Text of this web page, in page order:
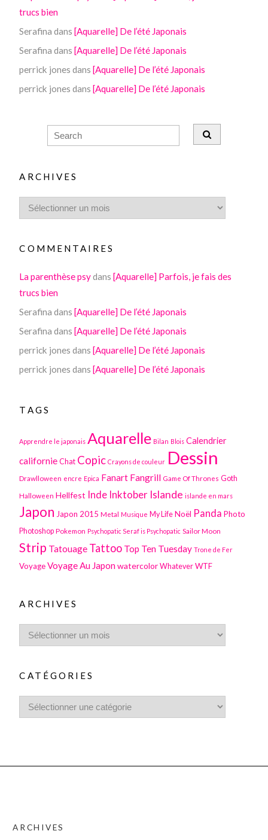
trucs bien
Serafina dans[Aquarelle] De l’été Japonais
Serafina dans[Aquarelle] De l’été Japonais
perrick jones dans[Aquarelle] De l’été Japonais
perrick jones dans[Aquarelle] De l’été Japonais
ARCHIVES
COMMENTAIRES
La parenthèse psydans[Aquarelle] Parfois, je fais des
trucs bien
Serafina dans[Aquarelle] De l’été Japonais
Serafina dans[Aquarelle] De l’été Japonais
perrick jones dans[Aquarelle] De l’été Japonais
perrick jones dans[Aquarelle] De l’été Japonais
TAGS
Apprendre le japonais Aquarelle Bilan Blois Calendrier
californie Chat Copic Crayons de couleur Dessin
Drawlloween encre Epica Fanart Fangrill Game Of Thrones Goth
Halloween Hellfest Inde Inktober Islande islande en mars
Japon Japon 2015 Metal Musique My Life Noël Panda Photo
Photoshop Pokemon Psychopatic Seraf is Psychopatic Sailor Moon
Strip Tatouage Tattoo Top Ten Tuesday Trone de Fer
Voyage Voyage Au Japon watercolor Whatever WTF
ARCHIVES
CATÉGORIES
ARCHIVES